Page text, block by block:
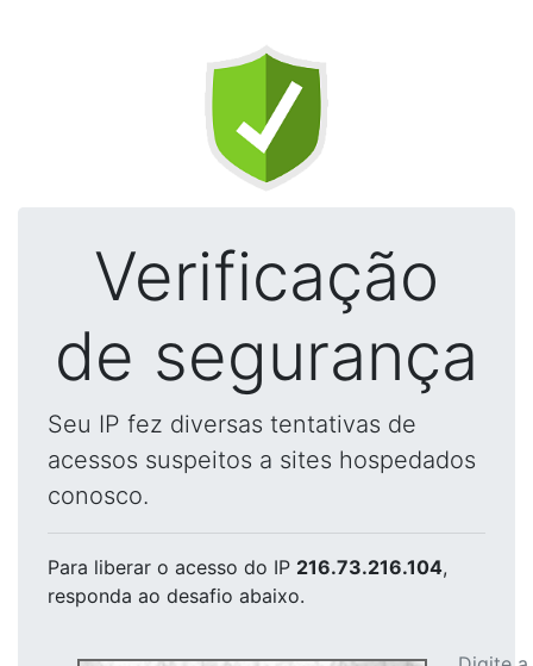
Verificação
de segurança
Seu IP fez diversas tentativas de
acessos suspeitos a sites hospedados
conosco.
Para liberar o acesso do IP 216.73.216.104,
responda ao desafio abaixo.